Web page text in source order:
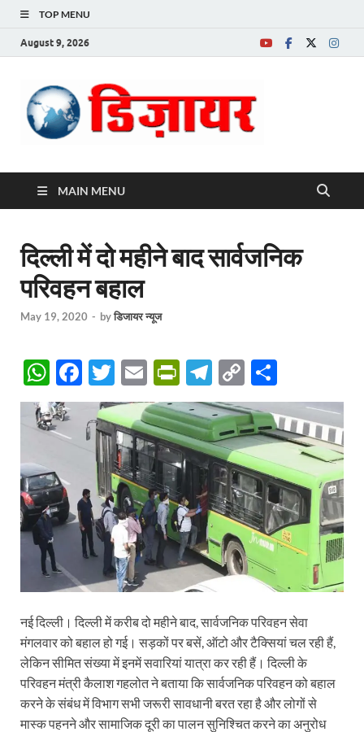
TOP MENU
August 9, 2026
MAIN MENU
दिल्ली में दो महीने बाद सार्वजनिक
परिवहन बहाल
May 19, 2020 - byडिजायर न्यूज
W
h
at
A
p
p
F
ac
e
b
o
k
T
w
itt
er
E
m
ail
P
ri
nt
Fr
ie
n
dl
y
T
el
e
gr
a
m
C
o
p
y
Li
n
k
h
ar
e
नई दिल्ली। दिल्ली में करीब दो महीने बाद, सार्वजनिक परिवहन सेवा
मंगलवार को बहाल हो गई। सड़कों पर बसें, ऑटो और टैक्सियां चल रही हैं,
लेकिन सीमित संख्या में इनमें सवारियां यात्रा कर रही हैं। दिल्ली के
परिवहन मंत्री कैलाश गहलोत ने बताया कि सार्वजनिक परिवहन को बहाल
करने के संबंध में विभाग सभी जरूरी सावधानी बरत रहा है और लोगों से
मास्क पहनने और सामाजिक दूरी का पालन सुनिश्चित करने का अनुरोध